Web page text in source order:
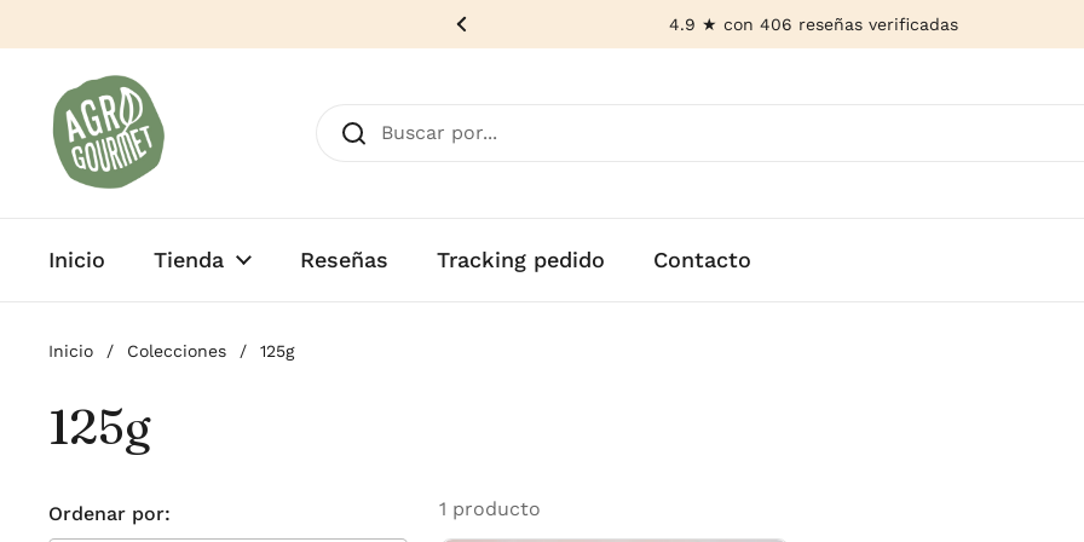
Anterior
4.9 ★ con 406 reseñas verificadas
Inicio Tienda Reseñas Tracking pedido Contacto
Inicio / Colecciones / 125g
125g
Ordenar por: 1 producto